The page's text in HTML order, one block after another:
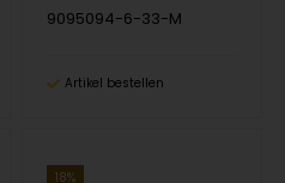
9095094-6-33-M
Artikel bestellen
18%